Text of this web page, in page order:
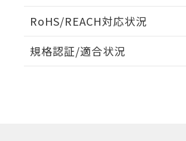
RoHS/REACH対応状況
EU RoHS 注意事項・凡例
規格認証/適合状況